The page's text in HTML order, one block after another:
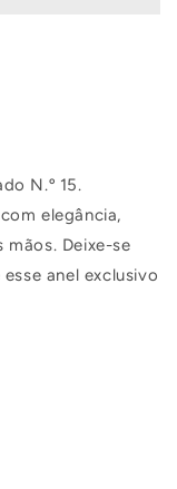
N.º 15.
elegância,
mãos. Deixe-se
anel exclusivo